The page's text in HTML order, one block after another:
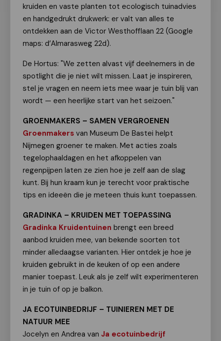
kruiden en vaste planten tot ecologisch tuinadvies
en handgedrukt drukwerk: er valt van alles te
ontdekken aan de Victor Westhofflaan 22 (Google
maps: d’Almarasweg 22d).
De Hortus: "We zetten alvast vijf deelnemers in de
spotlight die je niet wilt missen. Laat je inspireren,
stel je vragen en neem iets mee waar je tuin blij van
wordt — een heerlijke start van het seizoen."
GROENMAKERS – SAMEN VERGROENEN
Groenmakers van Museum De Bastei helpt
Nijmegen groener te maken. Met acties zoals
tegelophaaldagen en het afkoppelen van
regenpijpen laten ze zien hoe je zelf aan de slag
kunt. Bij hun kraam kun je terecht voor praktische
tips en ideeën die je meteen thuis kunt toepassen.
GRADINKA – KRUIDEN MET TOEPASSING
Gradinka Kruidentuinen brengt een breed
aanbod kruiden mee, van bekende soorten tot
minder alledaagse varianten. Hier ontdek je hoe je
kruiden gebruikt in de keuken of op een andere
manier toepast. Leuk als je zelf wilt experimenteren
in je tuin of op je balkon.
JA ECOTUINBEDRIJF – TUINIEREN MET DE
NATUUR MEE
Jocelyn en Andrea van Ja ecotuinbedrijf